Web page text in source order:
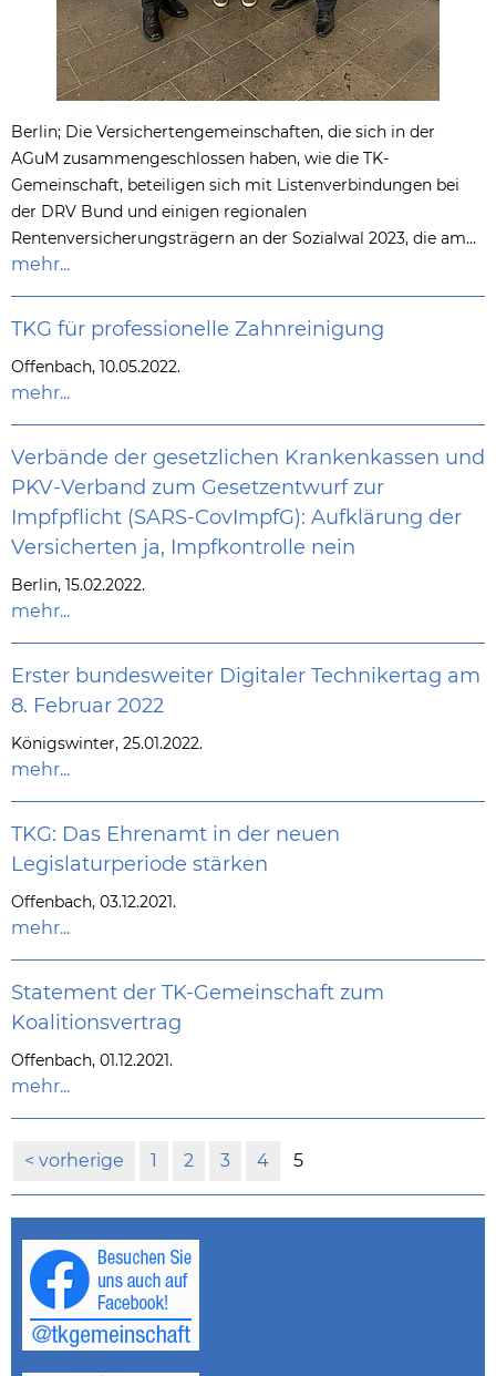
Berlin; Die Versichertengemeinschaften, die sich in der
AGuM zusammengeschlossen haben, wie die TK-
Gemeinschaft, beteiligen sich mit Listenverbindungen bei
der DRV Bund und einigen regionalen
Rentenversicherungsträgern an der Sozialwal 2023, die am…
mehr...
TKG für professionelle Zahnreinigung
Offenbach, 10.05.2022.
mehr...
Verbände der gesetzlichen Krankenkassen und
PKV-Verband zum Gesetzentwurf zur
Impfpflicht (SARS-CovImpfG): Aufklärung der
Versicherten ja, Impfkontrolle nein
Berlin, 15.02.2022.
mehr...
Erster bundesweiter Digitaler Technikertag am
8. Februar 2022
Königswinter, 25.01.2022.
mehr...
TKG: Das Ehrenamt in der neuen
Legislaturperiode stärken
Offenbach, 03.12.2021.
mehr...
Statement der TK-Gemeinschaft zum
Koalitionsvertrag
Offenbach, 01.12.2021.
mehr...
vorherige 1 2 3 4 5